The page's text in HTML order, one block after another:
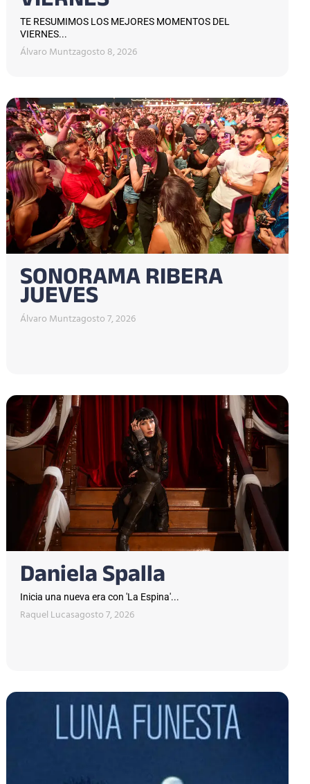
TE RESUMIMOS LOS MEJORES MOMENTOS DEL
VIERNES...
Álvaro Muntzagosto 8, 2026
SONORAMA RIBERA
JUEVES
Álvaro Muntzagosto 7, 2026
Daniela Spalla
Inicia una nueva era con 'La Espina'...
Raquel Lucasagosto 7, 2026